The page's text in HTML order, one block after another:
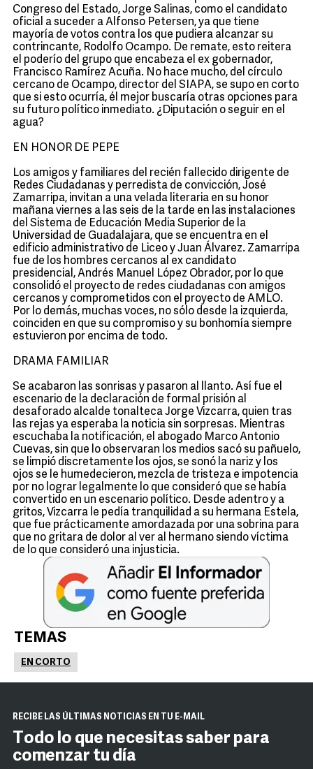
Congreso del Estado, Jorge Salinas, como el candidato
oficial a suceder a Alfonso Petersen, ya que tiene
mayoría de votos contra los que pudiera alcanzar su
contrincante, Rodolfo Ocampo. De remate, esto reitera
el poderío del grupo que encabeza el ex gobernador,
Francisco Ramírez Acuña. No hace mucho, del círculo
cercano de Ocampo, director del SIAPA, se supo en corto
que si esto ocurría, él mejor buscaría otras opciones para
su futuro político inmediato. ¿Diputación o seguir en el
agua?
EN HONOR DE PEPE
Los amigos y familiares del recién fallecido dirigente de
Redes Ciudadanas y perredista de convicción, José
Zamarripa, invitan a una velada literaria en su honor
mañana viernes a las seis de la tarde en las instalaciones
del Sistema de Educación Media Superior de la
Universidad de Guadalajara, que se encuentra en el
edificio administrativo de Liceo y Juan Álvarez. Zamarripa
fue de los hombres cercanos al ex candidato
presidencial, Andrés Manuel López Obrador, por lo que
consolidó el proyecto de redes ciudadanas con amigos
cercanos y comprometidos con el proyecto de AMLO.
Por lo demás, muchas voces, no sólo desde la izquierda,
coinciden en que su compromiso y su bonhomía siempre
estuvieron por encima de todo.
DRAMA FAMILIAR
Se acabaron las sonrisas y pasaron al llanto. Así fue el
escenario de la declaración de formal prisión al
desaforado alcalde tonalteca Jorge Vizcarra, quien tras
las rejas ya esperaba la noticia sin sorpresas. Mientras
escuchaba la notificación, el abogado Marco Antonio
Cuevas, sin que lo observaran los medios sacó su pañuelo,
se limpió discretamente los ojos, se sonó la nariz y los
ojos se le humedecieron, mezcla de tristeza e impotencia
por no lograr legalmente lo que consideró que se había
convertido en un escenario político. Desde adentro y a
gritos, Vizcarra le pedía tranquilidad a su hermana Estela,
que fue prácticamente amordazada por una sobrina para
que no gritara de dolor al ver al hermano siendo víctima
de lo que consideró una injusticia.
TEMAS
EN CORTO
RECIBE LAS ÚLTIMAS NOTICIAS EN TU E-MAIL
Todo lo que necesitas saber para
comenzar tu día